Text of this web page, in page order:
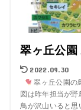
翠ヶ丘公園
2022.09.30
翠ヶ丘公園の
図は昨年担当が
鳥が沢山いると